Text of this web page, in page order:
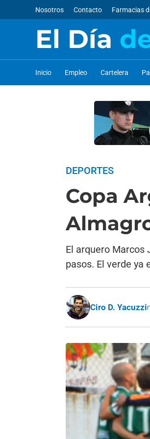
Nosotros Contacto Farmacias
El Día
Inicio Empleo Cartelera
DEPORTES
Copa
El arquero Marcos
pasos. El verde ya
Ciro D. Yacuzzi